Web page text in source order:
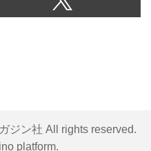
ジン社 All rights reserved.
platform.